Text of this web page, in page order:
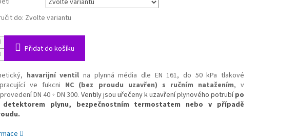
do: Zvolte variantu
Přidat do košíku
havarijní ventil na plynná média dle EN 161, do 50 kPa tlakové
ve fukcni NC (bez proudu uzavřen) s ručním natažením, v
DN 40 ÷ DN 300. Ventily jsou uřečeny k uzavření plynového potrubípo
detektorem plynu, bezpečnostním termostatem nebo v případě